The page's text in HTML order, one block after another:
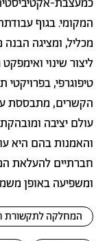
כמעצבת-
המקומי. בגוף
מכליל, ומציגה
ליצור שינוי
טיפוגרפי,
הקשרים, מתבססת
עולם יציבה
והאמנות בהם היא
חברתיים להעלאת
ומשפיעה באופן
המחלקה לתקשורת